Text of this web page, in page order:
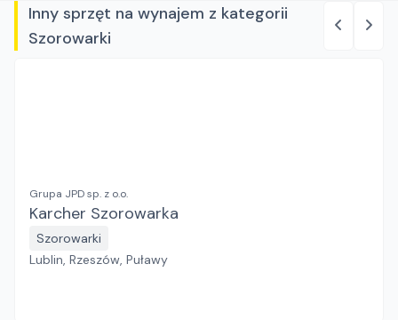
Inny sprzęt na wynajem z kategorii
Szorowarki
Grupa JPD sp. z o.o.
Karcher Szorowarka
Szorowarki
Lublin, Rzeszów, Puławy